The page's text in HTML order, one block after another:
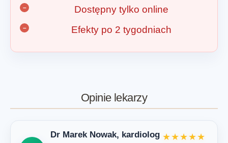
Dostępny tylko online
Efekty po 2 tygodniach
Opinie lekarzy
Dr Marek Nowak, kardiolog ★★★★★